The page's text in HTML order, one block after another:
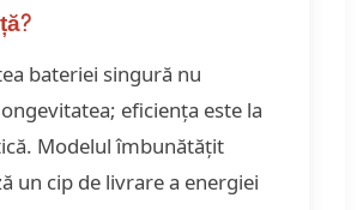
bateriei singură nu
eficiența este la
Modelul îmbunătățit
un cip de livrare a energiei